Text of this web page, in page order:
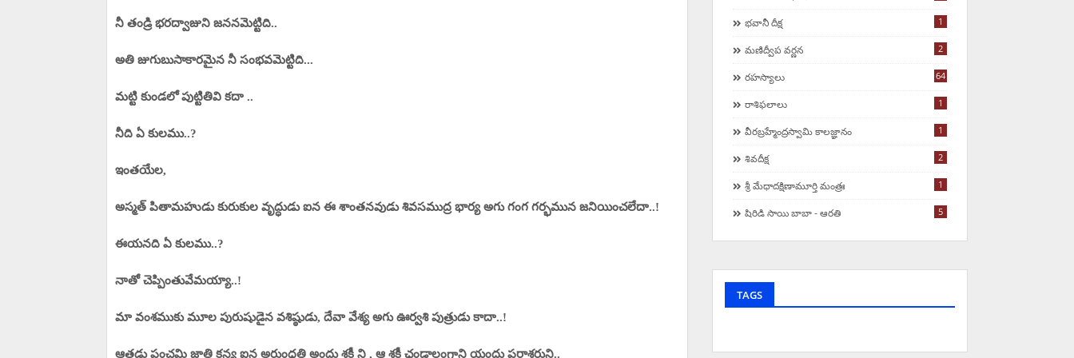
నీ తండ్రి భరద్వాజుని జననమెట్టిది..
అతి జుగుబుసాకారమైన నీ సంభవమెట్టిది...
మట్టి కుండలో పుట్టితివి కదా ..
నీది ఏ కులము..?
ఇంతయేల,
అస్మత్ పితామహుడు కురుకుల వృద్ధుడు ఐన ఈ శాంతనవుడు శివసముద్ర భార్య అగు గంగ గర్భమున జనియించలేదా..!
ఈయనది ఏ కులము..?
నాతో చెప్పింతువేమయ్యా..!
మా వంశముకు మూల పురుషుడైన వశిష్ఠుడు, దేవా వేశ్య అగు ఊర్వశి పుత్రుడు కాదా..!
ఆతడు పంచమి జాతి కన్య ఐన అరుంధతి అందు శక్తీ ని , ఆ శక్తీ ఛండాలంగాని యందు పరాశరుని..
భవానీ దీక్ష 1
మణిద్వీప వర్ణన 2
ర‌హ‌స్యాలు 64
రాశిఫలాలు 1
వీరబ్రహ్మేంద్రస్వామి కాలజ్ఞానం 1
శివదీక్ష 2
శ్రీ మేధాదక్షిణామూర్తి మంత్రః 1
షిరిడి సాయి బాబా - ఆరతి 5
TAGS